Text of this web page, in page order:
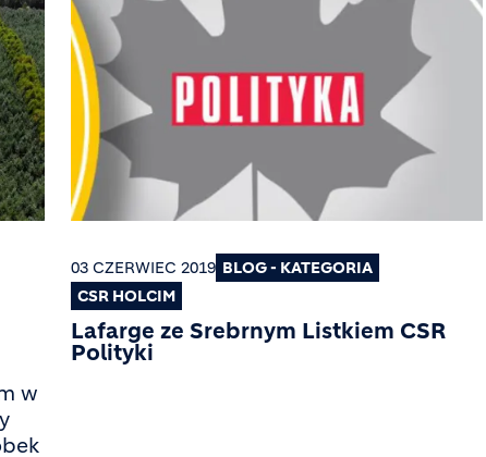
w
03 CZERWIEC 2019 BLOG - KATEGORIA
CSR HOLCIM
Lafarge ze Srebrnym Listkiem CSR
Polityki